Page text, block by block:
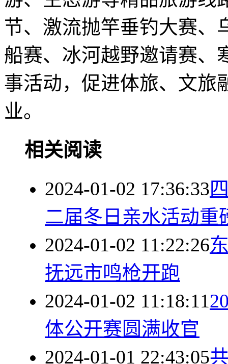
节、激流抛竿垂钓大赛、
船赛、冰河越野邀请赛、
事活动，促进体旅、文旅
业。
相关阅读
2024-01-02 17:36:33
二届冬日亲水活动重
2024-01-02 11:22:26
抚远市鸣枪开跑
2024-01-02 11:18:11
体公开赛圆满收官
2024-01-01 22:43:05